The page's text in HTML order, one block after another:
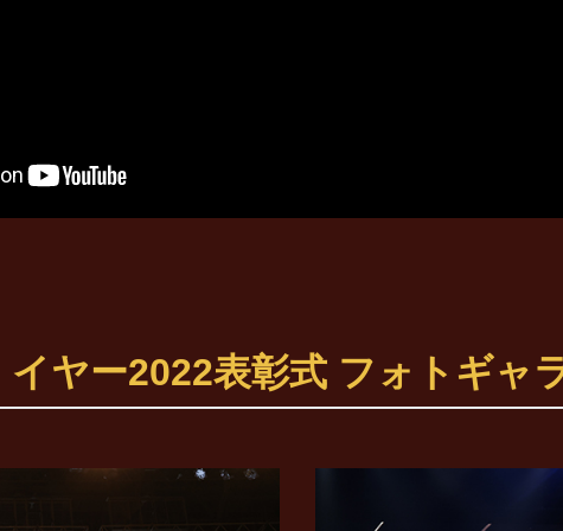
イヤー2022表彰式 フォトギャ